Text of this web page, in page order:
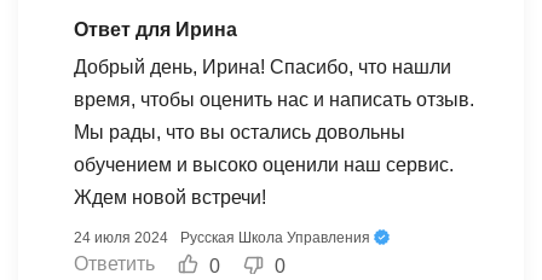
Ответ для Ирина
Добрый день, Ирина! Спасибо, что нашли
время, чтобы оценить нас и написать отзыв.
Мы рады, что вы остались довольны
обучением и высоко оценили наш сервис.
Ждем новой встречи!
24 июля 2024 Русская Школа Управления
Ответить 0 0